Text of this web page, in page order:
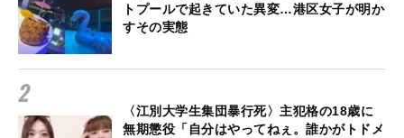
トプールで起きていた異変…港区女子が明か
すその実態
〈江別大学生集団暴行死〉主犯格の18歳に
無期懲役「自分はやってねぇ。誰かがトドメ